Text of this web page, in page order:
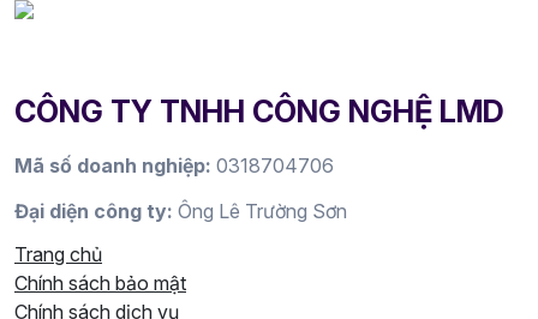
CÔNG TY TNHH CÔNG NGHỆ LMD
Mã số doanh nghiệp: 0318704706
Đại diện công ty: Ông Lê Trường Sơn
Trang chủ
Chính sách bảo mật
Chính sách dịch vụ